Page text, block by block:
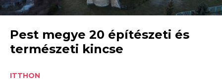
Pest megye 20 építészeti és
természeti kincse
ITTHON